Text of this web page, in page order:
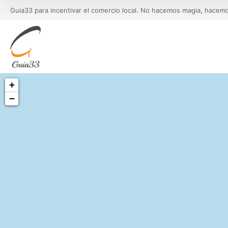
Guia33 para incentivar el comercio local. No hacemos magia,
+
−